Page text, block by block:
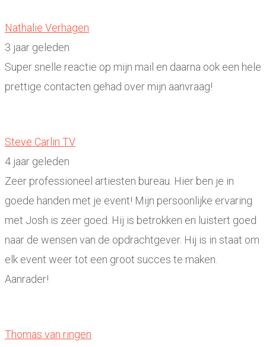
Nathalie Verhagen
3 jaar geleden
Super snelle reactie op mijn mail en daarna ook een hele
prettige contacten gehad over mijn aanvraag!
Steve Carlin TV
4 jaar geleden
Zeer professioneel artiesten bureau. Hier ben je in
goede handen met je event! Mijn persoonlijke ervaring
met Josh is zeer goed. Hij is betrokken en luistert goed
naar de wensen van de opdrachtgever. Hij is in staat om
elk event weer tot een groot succes te maken.
Aanrader!
Thomas van ringen